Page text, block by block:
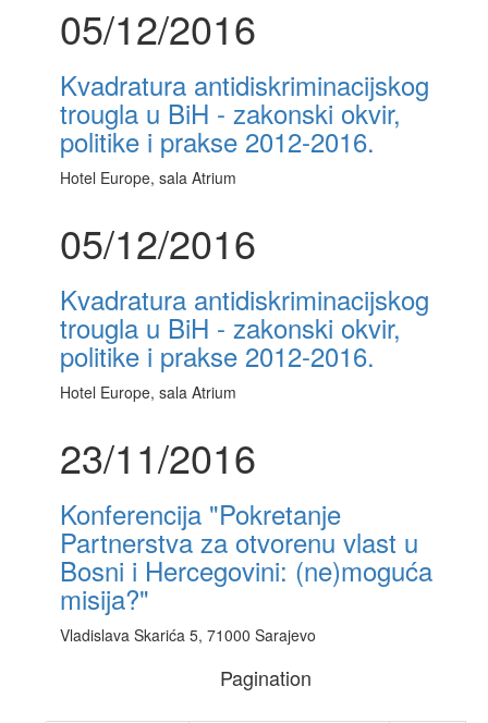
05/12/2016
Kvadratura antidiskriminacijskog
trougla u BiH - zakonski okvir,
politike i prakse 2012-2016.
Hotel Europe, sala Atrium
05/12/2016
Kvadratura antidiskriminacijskog
trougla u BiH - zakonski okvir,
politike i prakse 2012-2016.
Hotel Europe, sala Atrium
23/11/2016
Konferencija "Pokretanje
Partnerstva za otvorenu vlast u
Bosni i Hercegovini: (ne)moguća
misija?"
Vladislava Skarića 5, 71000 Sarajevo
Pagination